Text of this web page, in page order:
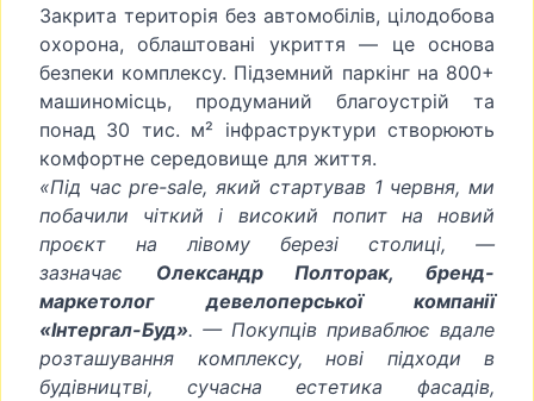
Закрита територія без автомобілів, цілодобова
охорона, облаштовані укриття — це основа
безпеки комплексу. Підземний паркінг на 800+
машиномісць, продуманий благоустрій та
понад 30 тис. м² інфраструктури створюють
комфортне середовище для життя.
«Під час pre-sale, який стартував 1 червня, ми
побачили чіткий і високий попит на новий
проєкт на лівому березі столиці, —
зазначає Олександр Полторак, бренд-
маркетолог девелоперської компанії
«Інтергал-Буд». — Покупців приваблює вдале
розташування комплексу, нові підходи в
будівництві, сучасна естетика фасадів,